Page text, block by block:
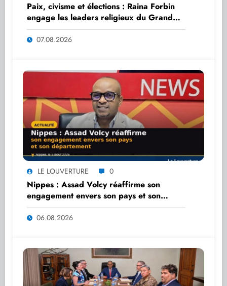
Paix, civisme et élections : Raina Forbin
engage les leaders religieux du Grand
Nord dans une nouvelle dynamique de
dialogue
07.08.2026
LE LOUVERTURE 0
Nippes : Assad Volcy réaffirme son
engagement envers son pays et son
département
06.08.2026